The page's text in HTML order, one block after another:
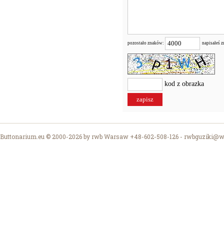
pozostało znaków: napisałeś
kod z obrazka
Buttonarium.eu © 2000-2026 by rwb Warsaw +48-602-508-126 -